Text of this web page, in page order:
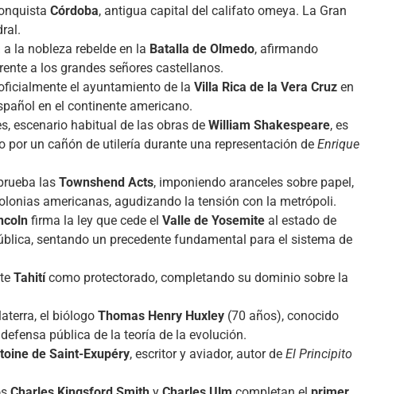
Córdoba, antigua capital del califato omeya. La Gran
a la nobleza rebelde en la Batalla de Olmedo, afirmando
a los grandes señores castellanos.
el ayuntamiento de la Villa Rica de la Vera Cruz en
en el continente americano.
escenario habitual de las obras de William Shakespeare, es
por un cañón de utilería durante una representación de Enrique
las Townshend Acts, imponiendo aranceles sobre papel,
americanas, agudizando la tensión con la metrópoli.
firma la ley que cede el Valle de Yosemite al estado de
sentando un precedente fundamental para el sistema de
Tahitícomo protectorado, completando su dominio sobre la
el biólogo Thomas Henry Huxley (70 años), conocido
pública de la teoría de la evolución.
de Saint-Exupéry, escritor y aviador, autor de El Principito